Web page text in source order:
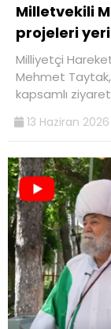
Milletvekili
projeleri
Milliyetçi
Mehmet
kapsamlı
13 Haziran